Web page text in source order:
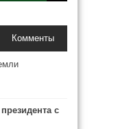
Комменты
с